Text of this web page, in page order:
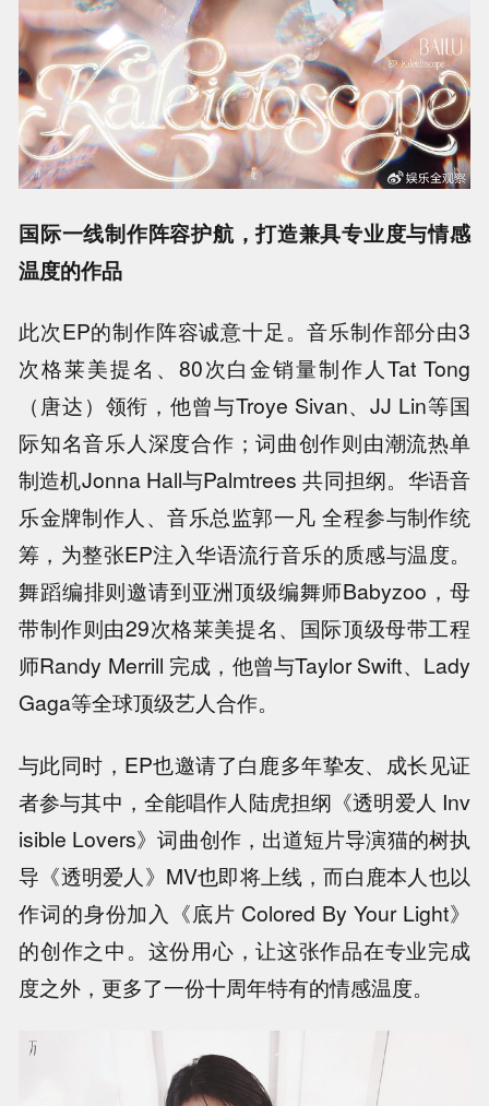
国际一线制作阵容护航，打造兼具专业度与情感
温度的作品
此次EP的制作阵容诚意十足。音乐制作部分由3
次格莱美提名、80次白金销量制作人Tat Tong
（唐达）领衔，他曾与Troye Sivan、JJ Lin等国
际知名音乐人深度合作；词曲创作则由潮流热单
制造机Jonna Hall与Palmtrees 共同担纲。华语音
乐金牌制作人、音乐总监郭一凡 全程参与制作统
筹，为整张EP注入华语流行音乐的质感与温度。
舞蹈编排则邀请到亚洲顶级编舞师Babyzoo，母
带制作则由29次格莱美提名、国际顶级母带工程
师Randy Merrill 完成，他曾与Taylor Swift、Lady
Gaga等全球顶级艺人合作。
与此同时，EP也邀请了白鹿多年挚友、成长见证
者参与其中，全能唱作人陆虎担纲《透明爱人 Inv
isible Lovers》词曲创作，出道短片导演猫的树执
导《透明爱人》MV也即将上线，而白鹿本人也以
作词的身份加入《底片 Colored By Your Light》
的创作之中。这份用心，让这张作品在专业完成
度之外，更多了一份十周年特有的情感温度。